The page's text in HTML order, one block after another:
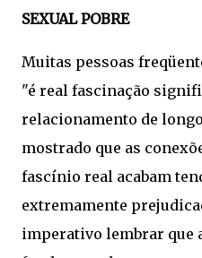
SEXUAL POBRE
Muitas pessoas
"é real fascinação
relacionamento de
mostrado que as
fascínio real acabam
extremamente
imperativo lembrar que